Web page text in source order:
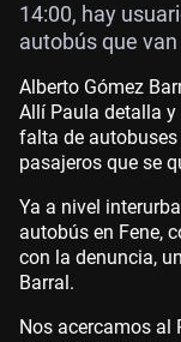
14:00, hay
autobús que
Alberto Gómez
Allí Paula detalla
falta de
pasajeros que se
Ya a nivel
autobús en Fene,
con la denuncia,
Barral.
Nos acercamos al